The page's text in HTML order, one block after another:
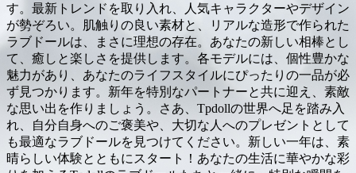
す。最新トレンドを取り入れ、人気キャラクターやデザイン
が勢ぞろい。肌触りの良い素材と、リアルな造形で作られた
ラブドールは、まさに理想の存在。あなたの新しい相棒とし
て、癒しと楽しさを提供します。各モデルには、個性豊かな
魅力があり、あなたのライフスタイルにぴったりの一品が必
ず見つかります。新年を特別なパートナーと共に迎え、素敵
な思い出を作りましょう。さあ、Tpdollの世界へ足を踏み入
れ、自分自身へのご褒美や、大切な人へのプレゼントとして
も最適なラブドールを見つけてください。新しい一年は、素
晴らしい体験とともにスタート！あなたの生活に華やかな彩